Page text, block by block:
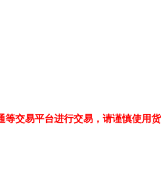
交易平台进行交易，请谨慎使用